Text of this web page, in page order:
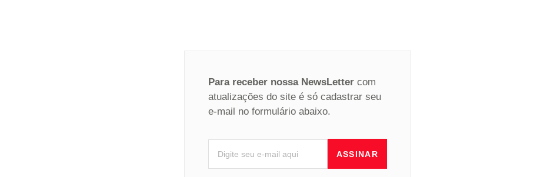
Para receber nossa NewsLetter com
atualizações do site é só cadastrar seu
e-mail no formulário abaixo.
ASSINAR